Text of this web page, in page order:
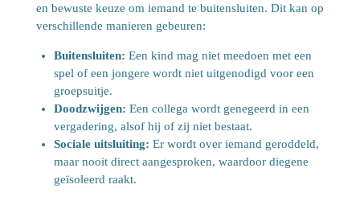
en bewuste keuze om iemand te buitensluiten. Dit kan op
verschillende manieren gebeuren:
Buitensluiten: Een kind mag niet meedoen met een
spel of een jongere wordt niet uitgenodigd voor een
groepsuitje.
Doodzwijgen: Een collega wordt genegeerd in een
vergadering, alsof hij of zij niet bestaat.
Sociale uitsluiting: Er wordt over iemand geroddeld,
maar nooit direct aangesproken, waardoor diegene
geïsoleerd raakt.